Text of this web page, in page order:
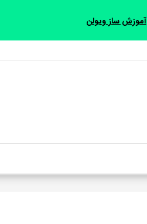
آموزش ساز ویولن